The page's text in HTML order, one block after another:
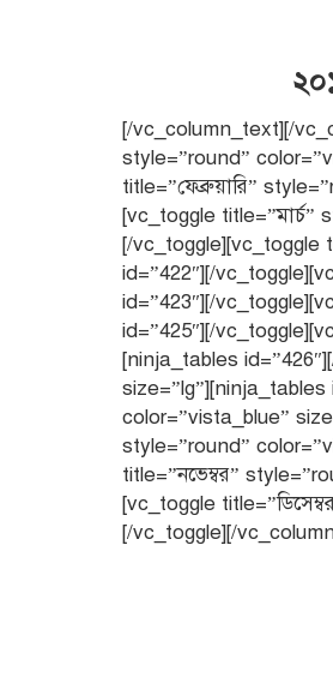
[/vc_column_text][/
style=”round”
title=”ফেব্রুয়ারি”
[vc_toggle
[/vc_toggle][vc_toggle
id=”422″][/
id=”423″][/
id=”425″][/
[ninja_tables
size=”lg”][ninja_tables
color=”vista_blue”
style=”round”
title=”নভেম্বর”
[vc_toggle
[/vc_toggle][/